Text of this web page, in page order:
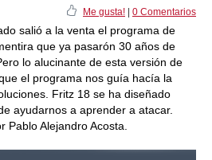
Me gusta! 0 Comentarios
salió a la venta el programa de
que ya pasarón 30 años de
lo alucinante de esta versión de
el programa nos guía hacía la
Fritz 18 se ha diseñado
ayudarnos a aprender a atacar.
Pablo Alejandro Acosta.